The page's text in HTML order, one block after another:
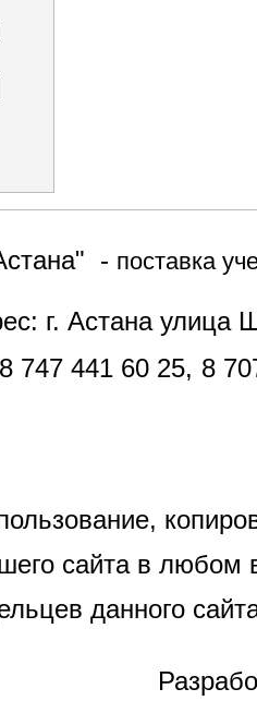
- поставка
г. Астана
747 441 60 25, 8
сайта в любом
данного